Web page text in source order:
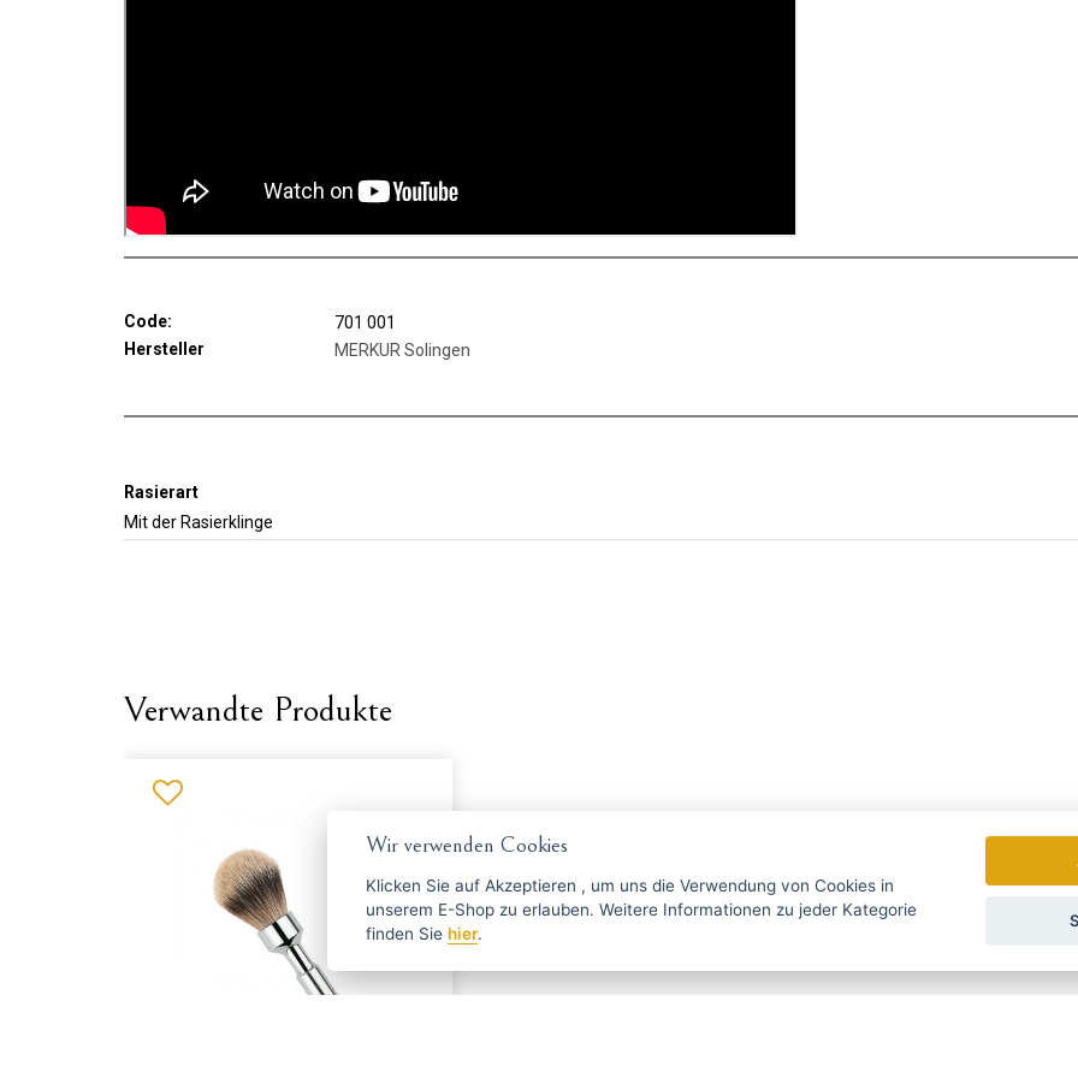
Code:
701 001
Hersteller
MERKUR Solingen
Rasierart
Mit der Rasierklinge
Verwandte Produkte
Wir verwenden Cookies
Klicken Sie auf Akzeptieren , um uns die Verwendung von Cookies in
unserem E-Shop zu erlauben. Weitere Informationen zu jeder Kategorie
finden Sie hier.